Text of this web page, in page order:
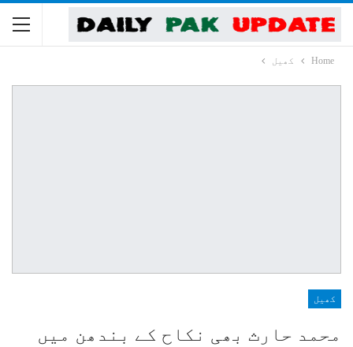
Home کھیل
کھیل
محمد حارث بھی نکاح کے بندھن میں